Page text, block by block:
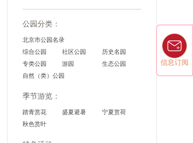
信息订阅
公园分类：
北京市公园名录
综合公园
社区公园
历史名园
专类公园
游园
生态公园
自然（类）公园
季节游览：
踏青赏花 盛夏避暑
宁夏赏荷
秋色赏叶